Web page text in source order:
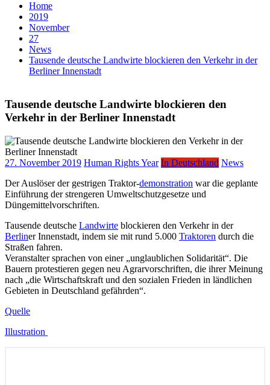
Home
2019
November
27
News
Tausende deutsche Landwirte blockieren den Verkehr in der
Berliner Innenstadt
Tausende deutsche Landwirte blockieren den
Verkehr in der Berliner Innenstadt
27. November 2019 Human Rights Year In Deutschland News
Der Auslöser der gestrigen Traktor-demonstration war die geplante
Einführung der strengeren Umweltschutzgesetze und
Düngemittelvorschriften.
Tausende deutsche Landwirte blockieren den Verkehr in der
Berliner Innenstadt, indem sie mit rund 5.000 Traktoren durch die
Straßen fahren.
Veranstalter sprachen von einer „unglaublichen Solidarität“. Die
Bauern protestieren gegen neu Agrarvorschriften, die ihrer Meinung
nach „die Wirtschaftskraft und den sozialen Frieden in ländlichen
Gebieten in Deutschland gefährden“.
Quelle
Illustration